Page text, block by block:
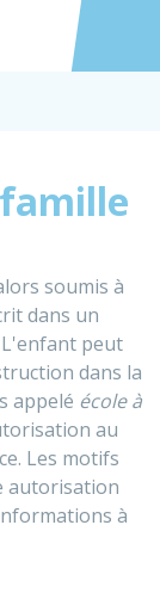
Accéder
soumis à
dans un
peut
dans la
appelé école à
au
Les motifs
autorisation
à